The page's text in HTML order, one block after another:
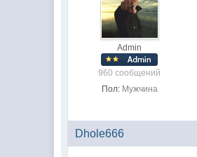
Admin
960 сообщений
Пол: Мужчина
Dhole666